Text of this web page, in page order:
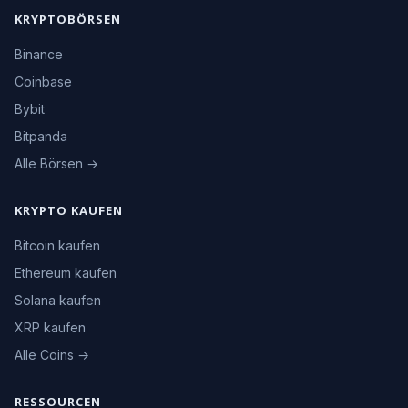
KRYPTOBÖRSEN
Binance
Coinbase
Bybit
Bitpanda
Alle Börsen →
KRYPTO KAUFEN
Bitcoin kaufen
Ethereum kaufen
Solana kaufen
XRP kaufen
Alle Coins →
RESSOURCEN